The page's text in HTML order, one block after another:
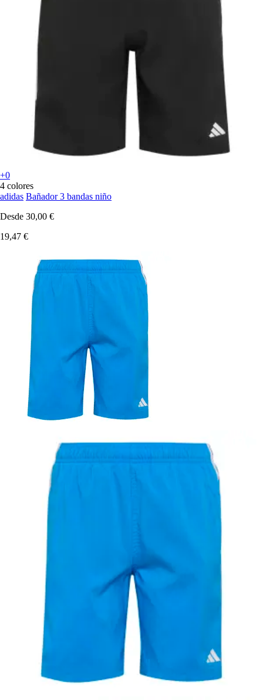
+0
4 colores
adidas Bañador 3 bandas niño
Desde 30,00 €
19,47 €